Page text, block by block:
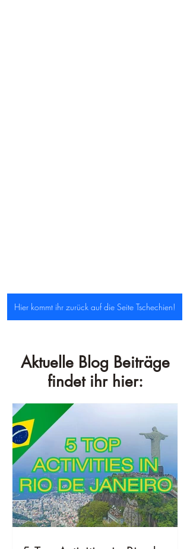
Hier kommt ihr zurück auf die Seite Tschechien!
Aktuelle Blog Beiträge
findet ihr hier: